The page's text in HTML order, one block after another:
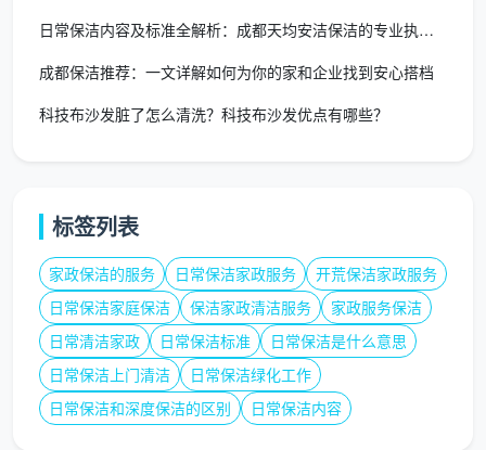
日常保洁内容及标准全解析：成都天均安洁保洁的专业执行规范
成都保洁推荐：一文详解如何为你的家和企业找到安心搭档
科技布沙发脏了怎么清洗？科技布沙发优点有哪些？
标签列表
家政保洁的服务 日常保洁家政服务
开荒保洁家政服务
日常保洁家庭保洁
保洁家政清洁服务
家政服务保洁
日常清洁家政
日常保洁标准
日常保洁是什么意思
日常保洁上门清洁
日常保洁绿化工作
日常保洁和深度保洁的区别
日常保洁内容